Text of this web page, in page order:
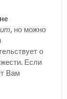
, но можно
о
Если
Вам